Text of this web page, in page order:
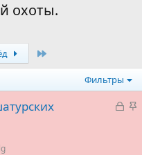
охоты.
Фильтры
З
З